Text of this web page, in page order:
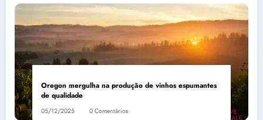
Oregon mergulha na produção de vinhos espumantes
de qualidade
05/12/2025 0 Comentários